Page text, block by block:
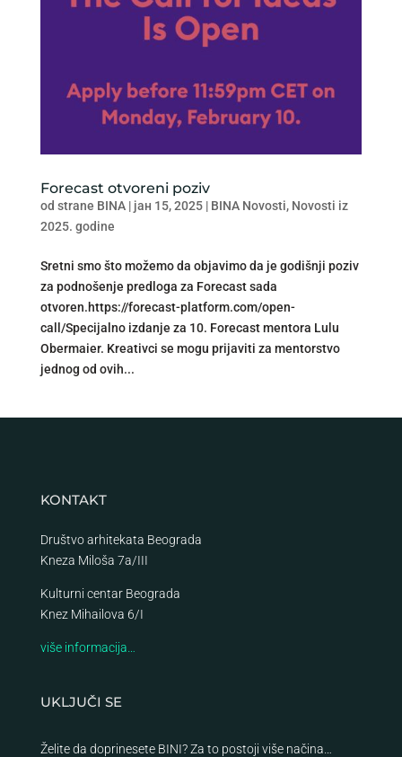
Forecast otvoreni poziv
od strane BINA| јан 15, 2025| BINA Novosti, Novosti iz
2025. godine
Sretni smo što možemo da objavimo da je godišnji poziv
za podnošenje predloga za Forecast sada
otvoren.https://forecast-platform.com/open-
call/Specijalno izdanje za 10. Forecast mentora Lulu
Obermaier. Kreativci se mogu prijaviti za mentorstvo
jednog od ovih...
KONTAKT
Društvo arhitekata Beograda
Kneza Miloša 7a/III
Kulturni centar Beograda
Knez Mihailova 6/I
više informacija…
UKLJUČI SE
Želite da doprinesete BINI? Za to postoji više načina…